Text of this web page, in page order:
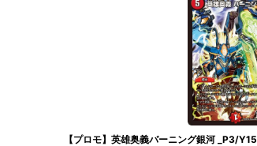
【プロモ】英雄奥義バーニング銀河 _P3/Y15